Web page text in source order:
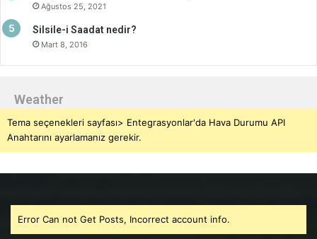
Ağustos 25, 2021
Silsile-i Saadat nedir?
Mart 8, 2016
Weather
Tema seçenekleri sayfası> Entegrasyonlar'da Hava Durumu API
Anahtarını ayarlamanız gerekir.
Error Can not Get Posts, Incorrect account info.